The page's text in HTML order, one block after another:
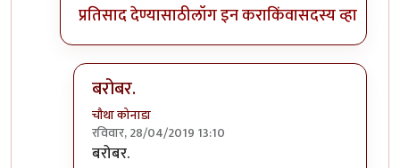
प्रतिसाद देण्यासाठीलॉग इन कराकिंवासदस्य व्हा
बरोबर.
चौथा कोनाडा
रविवार, 28/04/2019 13:10
In reply to
बरोबर.